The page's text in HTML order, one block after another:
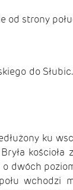
od strony
do
ku
dwóch